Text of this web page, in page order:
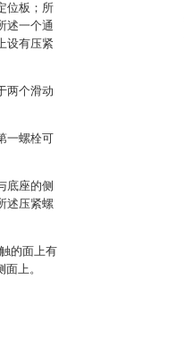
位板；所
述一个通
设有压紧
两个滑动
一螺栓可
底座的侧
述压紧螺
的面上有
上。